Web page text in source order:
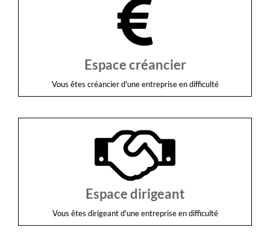
Espace créancier
Vous êtes créancier d'une entreprise en difficulté
Espace dirigeant
Vous êtes dirigeant d'une entreprise en difficulté